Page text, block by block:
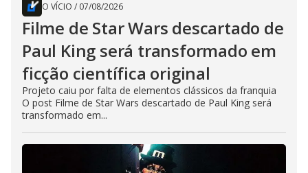
O VÍCIO / 07/08/2026
Filme de Star Wars descartado de
Paul King será transformado em
ficção científica original
Projeto caiu por falta de elementos clássicos da franquia
O post Filme de Star Wars descartado de Paul King será
transformado em...